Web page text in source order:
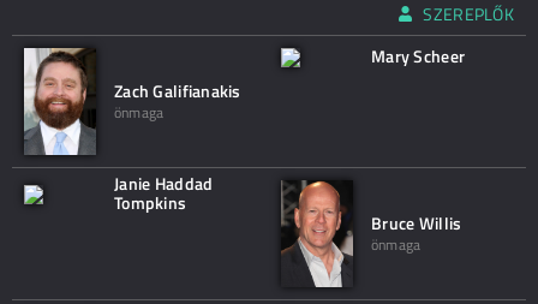
SZEREPLŐK
Zach Galifianakis
önmaga
Mary Scheer
Janie Haddad
Tompkins
Bruce Willis
önmaga